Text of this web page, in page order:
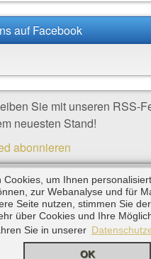
auf Facebook
Sie mit unseren RSS-
neuesten Stand!
abonnieren
© 2026 by Triplemind
|Impressum|
Cookies, um Ihnen
zur Webanalyse und für
Seite nutzen, stimmen Sie
über Cookies und Ihre
Sie in unserer
OK